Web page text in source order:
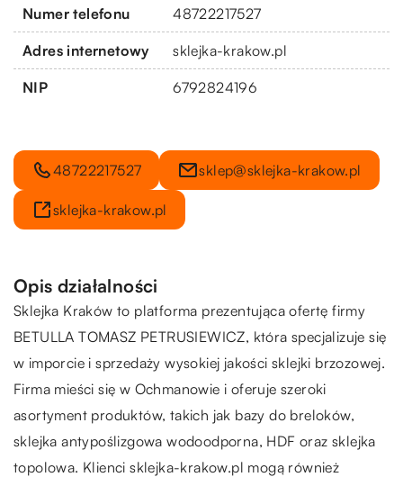
Numer telefonu 48722217527
Adres internetowy sklejka-krakow.pl
NIP 6792824196
48722217527 sklep@sklejka-krakow.pl
sklejka-krakow.pl
Opis działalności
Sklejka Kraków to platforma prezentująca ofertę firmy
BETULLA TOMASZ PETRUSIEWICZ, która specjalizuje się
w imporcie i sprzedaży wysokiej jakości sklejki brzozowej.
Firma mieści się w Ochmanowie i oferuje szeroki
asortyment produktów, takich jak bazy do breloków,
sklejka antypoślizgowa wodoodporna, HDF oraz sklejka
topolowa. Klienci sklejka-krakow.pl mogą również